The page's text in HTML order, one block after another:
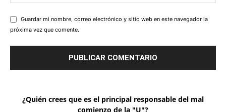
Guardar mi nombre, correo electrónico y sitio web en este navegador la
próxima vez que comente.
¿Quién crees que es el principal responsable del mal
comienzo de la "U"?